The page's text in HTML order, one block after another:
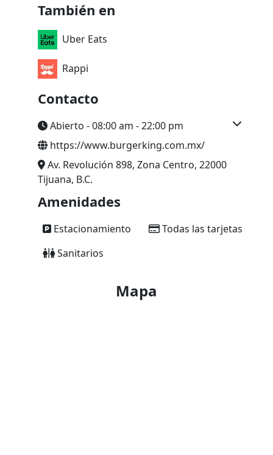
También en
Uber Eats
Rappi
Contacto
Abierto - 08:00 am - 22:00 pm
https://www.burgerking.com.mx/
Av. Revolución 898, Zona Centro, 22000
Tijuana, B.C.
Amenidades
Estacionamiento
Todas las tarjetas
Sanitarios
Mapa